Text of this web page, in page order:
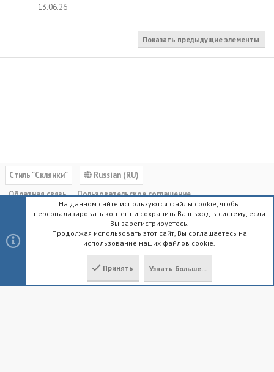
13.06.26
Показать предыдущие элементы
Cтиль "Склянки"
Russian (RU)
Обратная связь
Пользовательское соглашение
Политика конфиденциальности
Помощь Главная
R
S
Community platform by XenForo® © 2010-2023 XenForo Ltd.
XenForo.Info
На данном сайте используются файлы cookie, чтобы
персонализировать контент и сохранить Ваш вход в систему, если
Вы зарегистрируетесь.
Продолжая использовать этот сайт, Вы соглашаетесь на
использование наших файлов cookie.
Принять Узнать больше...